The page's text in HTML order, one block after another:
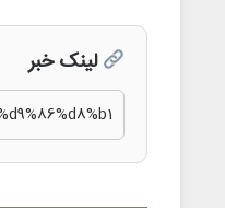
لینک خبر